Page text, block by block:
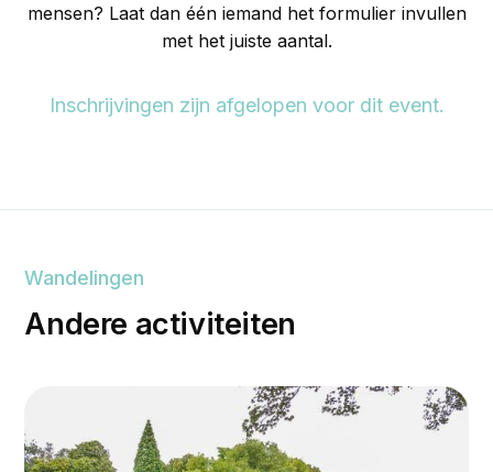
mensen? Laat dan één iemand het formulier invullen
met het juiste aantal.
Inschrijvingen zijn afgelopen voor dit event.
Wandelingen
Andere activiteiten